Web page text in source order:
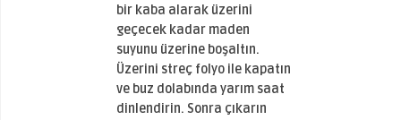
bir kaba alarak üzerini
geçecek kadar maden
suyunu üzerine boşaltın.
Üzerini streç folyo ile kapatın
ve buz dolabında yarım saat
dinlendirin. Sonra çıkarın